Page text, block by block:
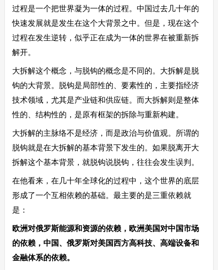
过程是一个把世界凝为一体的过程。中国过去几十年的
快速发展就是发生在这个大背景之中。但是，现在这个
过程在发生逆转，似乎正在成为一体的世界在被重新拆
解开。
大拆解这个概念，与脱钩的概念是不同的。大拆解是脱
钩的大背景。脱钩是局部性的、要素性的，主要指经济
技术领域，尤其是产业链和供应链。而大拆解则是整体
性的、结构性的，是原有框架的拆除与重新构建。
大拆解的主脉络不是经济，而是政治与价值观。所谓的
脱钩就是在大拆解的基本背景下发生的。如果脱离开大
拆解这个基本背景，就脱钩说脱钩，往往会发生误判。
在他看来，在几十年全球化的过程中，这个世界的底层
形成了一个互相依赖的基础。最主要的是三重依赖就
是：
欧洲对俄罗斯能源和资源的依赖，欧洲美国对中国市场
的依赖，中国、俄罗斯对美国西方高科技、高端设备和
金融体系的依赖。